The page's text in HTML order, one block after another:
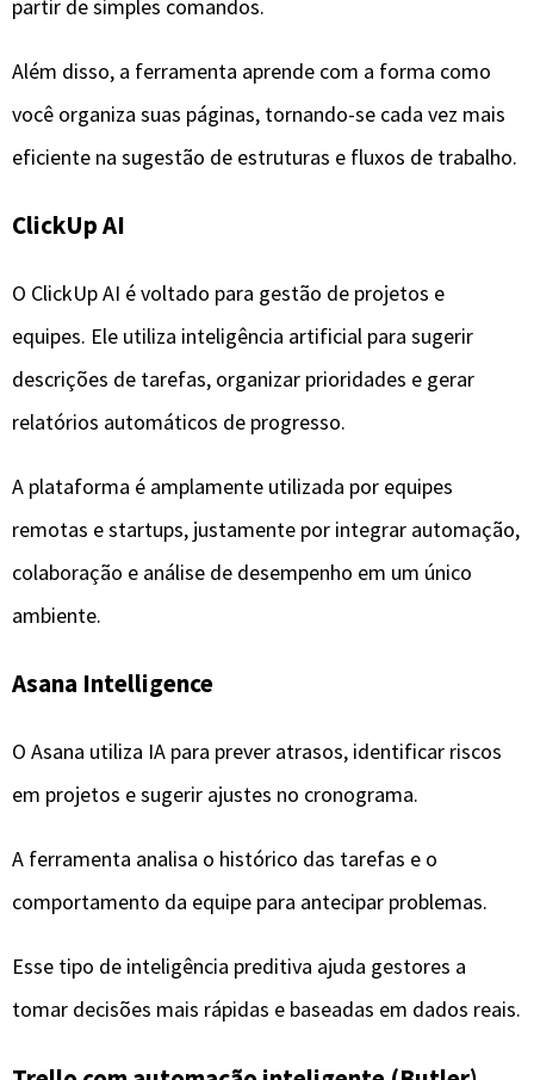
descrições de tarefas, organizar prioridades e gerar
relatórios automáticos de progresso.
A plataforma é amplamente utilizada por equipes
remotas e startups, justamente por integrar automação,
colaboração e análise de desempenho em um único
Asana Intelligence
O Asana utiliza IA para prever atrasos, identificar riscos
em projetos e sugerir ajustes no cronograma.
A ferramenta analisa o histórico das tarefas e o
comportamento da equipe para antecipar problemas.
Esse tipo de inteligência preditiva ajuda gestores a
Embora mais simples, o Trello utiliza automação
uma solução poderosa para fluxos de trabalho mais